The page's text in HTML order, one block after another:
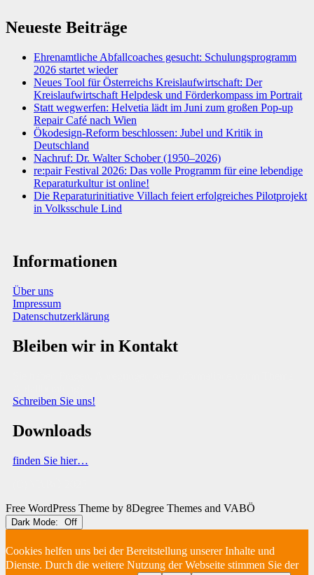
Neueste Beiträge
Ehrenamtliche Abfallcoaches gesucht: Schulungsprogramm
2026 startet wieder
Neues Tool für Österreichs Kreislaufwirtschaft: Der
Kreislaufwirtschaft Helpdesk und Förderkompass im Portrait
Statt wegwerfen: Helvetia lädt im Juni zum großen Pop-up
Repair Café nach Wien
Ökodesign-Reform beschlossen: Jubel und Kritik in
Deutschland
Nachruf: Dr. Walter Schober (1950–2026)
re:pair Festival 2026: Das volle Programm für eine lebendige
Reparaturkultur ist online!
Die Reparaturinitiative Villach feiert erfolgreiches Pilotprojekt
in Volksschule Lind
Informationen
Über uns
Impressum
Datenschutzerklärung
Bleiben wir in Kontakt
Schreiben Sie uns!
Downloads
finden Sie hier…
Free WordPress Theme by 8Degree Themes and VABÖ
Dark Mode:
Cookies helfen uns bei der Bereitstellung unserer Inhalte und
Dienste. Durch die weitere Nutzung der Webseite stimmen Sie der